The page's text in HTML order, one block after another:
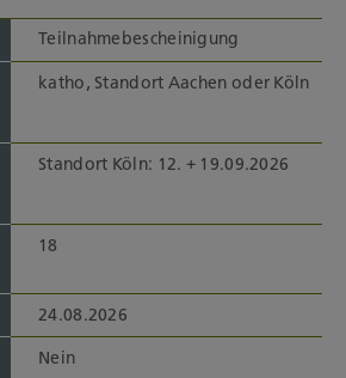
Teilnahmebescheinigung
katho, Standort Aachen oder Köln
Standort Köln: 12. + 19.09.2026
18
24.08.2026
Nein